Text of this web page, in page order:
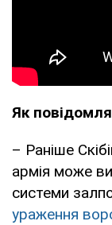
Як
– Раніше
армія може
системи
ураження